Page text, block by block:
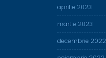
aprilie 2023
martie 2023
decembrie 2022